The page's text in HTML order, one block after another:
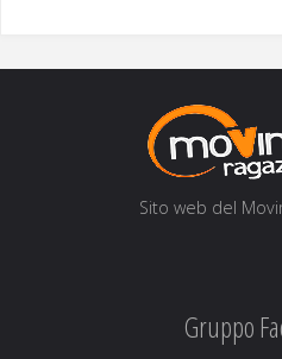
Sito web del
Gruppo